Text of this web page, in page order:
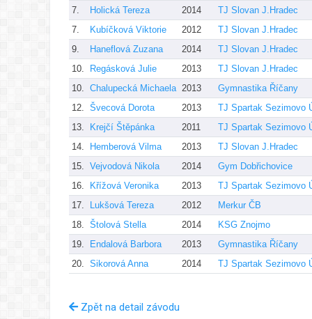
7.
Holická Tereza 2014
TJ Slovan J.Hradec
7.
Kubíčková Viktorie 2012
TJ Slovan J.Hradec
9.
Haneflová Zuzana 2014
TJ Slovan J.Hradec
10.
Regásková Julie 2013
TJ Slovan J.Hradec
10.
Chalupecká Michaela 2013
Gymnastika Říčany
12.
Švecová Dorota 2013
TJ Spartak Sezimovo
13.
Krejčí Štěpánka 2011
TJ Spartak Sezimovo
14.
Hemberová Vilma 2013
TJ Slovan J.Hradec
15.
Vejvodová Nikola 2014
Gym Dobřichovice
16.
Křížová Veronika 2013
TJ Spartak Sezimovo
17.
Lukšová Tereza 2012
Merkur ČB
18.
Štolová Stella 2014
KSG Znojmo
19.
Endalová Barbora 2013
Gymnastika Říčany
20.
Sikorová Anna 2014 TJ Spartak Sezimovo
Zpět na detail závodu